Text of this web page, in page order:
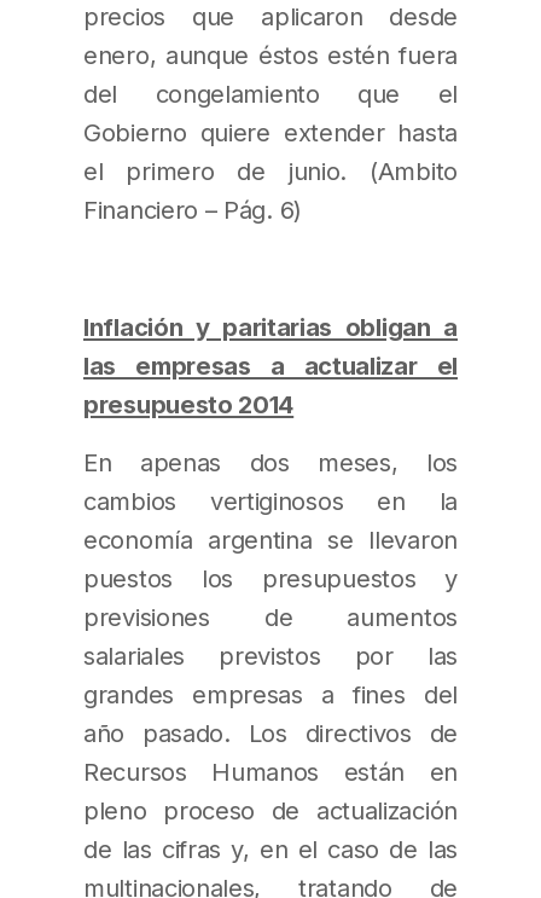
precios que aplicaron desde
enero, aunque éstos estén fuera
del congelamiento que el
Gobierno quiere extender hasta
el primero de junio. (Ambito
Financiero – Pág. 6)
Inflación y paritarias obligan a
las empresas a actualizar el
presupuesto 2014
En apenas dos meses, los
cambios vertiginosos en la
economía argentina se llevaron
puestos los presupuestos y
previsiones de aumentos
salariales previstos por las
grandes empresas a fines del
año pasado. Los directivos de
Recursos Humanos están en
pleno proceso de actualización
de las cifras y, en el caso de las
multinacionales, tratando de